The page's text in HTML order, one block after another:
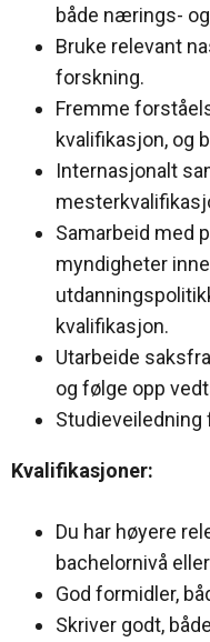
både nærings-
Bruke relevant
forskning.
Fremme
kvalifikasjon, og
Internasjonalt
Samarbeid med
myndigheter
kvalifikasjon.
Utarbeide
og følge opp
Kvalifikasjoner:
Du har høyere
bachelornivå
God formidler,
Skriver godt,